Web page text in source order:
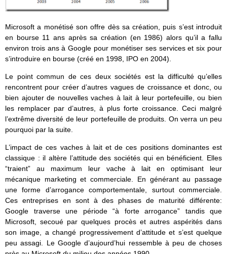
Microsoft a monétisé son offre dès sa création, puis s’est introduit
en bourse 11 ans après sa création (en 1986) alors qu’il a fallu
environ trois ans à Google pour monétiser ses services et six pour
s’introduire en bourse (créé en 1998, IPO en 2004).
Le point commun de ces deux sociétés est la difficulté qu’elles
rencontrent pour créer d’autres vagues de croissance et donc, ou
bien ajouter de nouvelles vaches à lait à leur portefeuille, ou bien
les remplacer par d’autres, à plus forte croissance. Ceci malgré
l’extrême diversité de leur portefeuille de produits. On verra un peu
pourquoi par la suite.
L’impact de ces vaches à lait et de ces positions dominantes est
classique : il altère l’attitude des sociétés qui en bénéficient. Elles
“traient” au maximum leur vache à lait en optimisant leur
mécanique marketing et commerciale. En générant au passage
une forme d’arrogance comportementale, surtout commerciale.
Ces entreprises en sont à des phases de maturité différente:
Google traverse une période “à forte arrogance” tandis que
Microsoft, secoué par quelques procès et autres aspérités dans
son image, a changé progressivement d’attitude et s’est quelque
peu assagi. Le Google d’aujourd’hui ressemble à peu de choses